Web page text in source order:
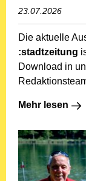
23.07.2026
Die aktuelle
:stadtzeitung
Download in
Mehr lesen:
Mehr lesen